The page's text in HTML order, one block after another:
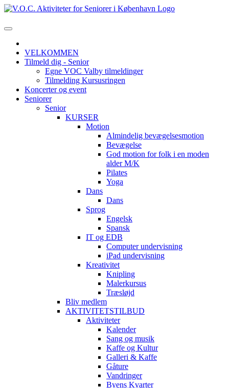
VELKOMMEN
Tilmeld dig - Senior
Egne VOC Valby tilmeldinger
Tilmelding Kursusringen
Koncerter og event
Seniorer
Senior
KURSER
Motion
Almindelig bevægelsesmotion
Bevægelse
God motion for folk i en moden
alder M/K
Pilates
Yoga
Dans
Dans
Sprog
Engelsk
Spansk
IT og EDB
Computer undervisning
iPad undervisning
Kreativitet
Knipling
Malerkursus
Træsløjd
Bliv medlem
AKTIVITETSTILBUD
Aktiviteter
Kalender
Sang og musik
Kaffe og Kultur
Galleri & Kaffe
Gåture
Vandringer
Byens Kvarter